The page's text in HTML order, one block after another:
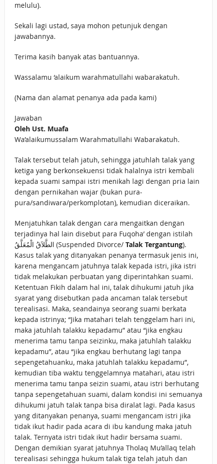
melulu).
Sekali lagi ustad, saya mohon petunjuk dengan
jawabannya.
Terima kasih banyak atas bantuannya.
Wassalamu ‘alaikum warahmatullahi wabarakatuh.
(Nama dan alamat penanya ada pada kami)
Jawaban
Oleh Ust. Muafa
Wa’alaikumussalam Warahmatullahi Wabarakatuh.
Talak tersebut telah jatuh, sehingga jatuhlah talak yang
ketiga yang berkonsekuensi tidak halalnya istri kembali
kepada suami sampai istri menikah lagi dengan pria lain
dengan pernikahan wajar (bukan pura-
pura/sandiwara/perkomplotan), kemudian diceraikan.
Menjatuhkan talak dengan cara mengaitkan dengan
terjadinya hal lain disebut para Fuqoha’ dengan istilah
الطَّلاَقُ الْمُعَلَّقُ (Suspended Divorce/ Talak Tergantung).
Kasus talak yang ditanyakan penanya termasuk jenis ini,
karena mengancam jatuhnya talak kepada istri, jika istri
tidak melakukan perbuatan yang diperintahkan suami.
Ketentuan Fikih dalam hal ini, talak dihukumi jatuh jika
syarat yang disebutkan pada ancaman talak tersebut
terealisasi. Maka, seandainya seorang suami berkata
kepada istrinya; “Jika matahari telah tenggelam hari ini,
maka jatuhlah talakku kepadamu” atau “jika engkau
menerima tamu tanpa seizinku, maka jatuhlah talakku
kepadamu”, atau “jika engkau berhutang lagi tanpa
sepengetahuanku, maka jatuhlah talakku kepadamu”,
kemudian tiba waktu tenggelamnya matahari, atau istri
menerima tamu tanpa seizin suami, atau istri berhutang
tanpa sepengetahuan suami, dalam kondisi ini semuanya
dihukumi jatuh talak tanpa bisa diralat lagi. Pada kasus
yang ditanyakan penanya, suami mengancam istri jika
tidak ikut hadir pada acara di ibu kandung maka jatuh
talak. Ternyata istri tidak ikut hadir bersama suami.
Dengan demikian syarat jatuhnya Tholaq Mu’allaq telah
terealisasi sehingga hukum talak tiga telah jatuh dan